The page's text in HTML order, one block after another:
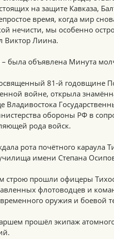
на защите Кавказа,
время, когда мир
нечисти, мы особенно
Виктор Лиина.
– была объявлена Минута
81-й годовщине
войне, открыла
Владивостока
обороны РФ в
рода войск.
рота почётного караула
имени Степана
строю прошли офицеры
флотоводцев и
оружия и боевой
прошёл экипаж